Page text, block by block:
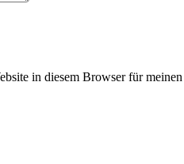
in diesem Browser für meinen